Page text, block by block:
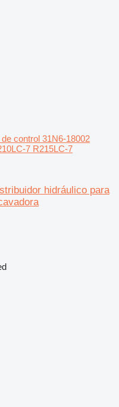
control 31N6-18002
7 R215LC-7
hidráulico para